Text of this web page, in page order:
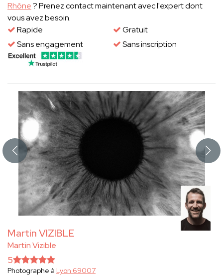
Rhône? Prenez contact maintenant avec l'expert dont
vous avez besoin.
Rapide
Gratuit
Sans engagement
Sans inscription
Martin VIZIBLE
Martin Vizible
5
Photographe à Lyon 69007